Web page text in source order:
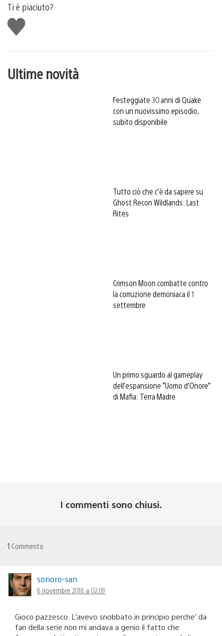
Ti è piaciuto?
Mi
piace
Ultime novità
Festeggiate 30 anni di Quake
con un nuovissimo episodio,
subito disponibile
Tutto ciò che c’è da sapere su
Ghost Recon Wildlands: Last
Rites
Crimson Moon combatte contro
la corruzione demoniaca il 1
settembre
Un primo sguardo al gameplay
dell’espansione “Uomo d’Onore”
di Mafia: Terra Madre
I commenti sono chiusi.
1 Commento
sonoro-san
8 novembre 2018 a 02:09
Gioco pazzesco. L’avevo snobbato in principio perche’ da
fan della serie non mi andava a genio il fatto che